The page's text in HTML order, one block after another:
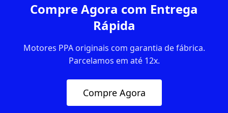
Compre Agora com Entrega
Rápida
Motores PPA originais com garantia de fábrica.
Parcelamos em até 12x.
Compre Agora